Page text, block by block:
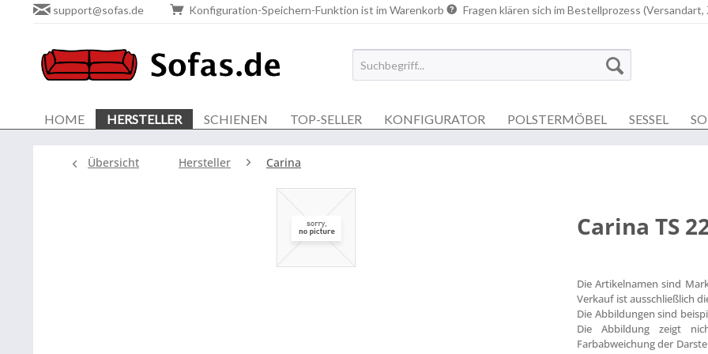
support@sofas.de Konfiguration-Speichern-Funktion ist im Warenkorb Fragen klären sich im Bestellprozess
HOME HERSTELLER SCHIENEN TOP-SELLER KONFIGURATOR POLSTERMÖBEL SESSEL
Übersicht Hersteller Carina
Carina TS
Die Artikelnamen sind
Verkauf ist ausschließlich
Die Abbildungen sind
Die Abbildung zeigt
Farbabweichung der